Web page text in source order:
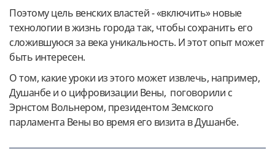
Поэтому цель венских властей - «включить» новые
технологии в жизнь города так, чтобы сохранить его
сложившуюся за века уникальность. И этот опыт может
быть интересен.
О том, какие уроки из этого может извлечь, например,
Душанбе и о цифровизации Вены, поговорили с
Эрнстом Вольнером, президентом Земского
парламента Вены во время его визита в Душанбе.